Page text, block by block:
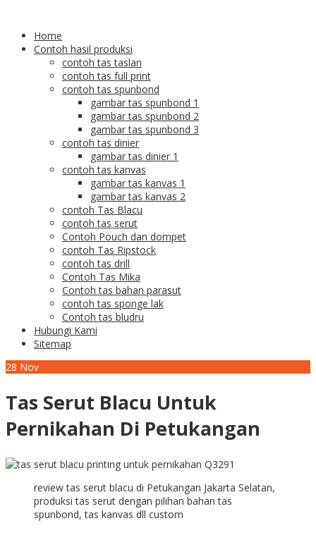
Home
Contoh hasil produksi
contoh tas taslan
contoh tas full print
contoh tas spunbond
gambar tas spunbond 1
gambar tas spunbond 2
gambar tas spunbond 3
contoh tas dinier
gambar tas dinier 1
contoh tas kanvas
gambar tas kanvas 1
gambar tas kanvas 2
contoh Tas Blacu
contoh tas serut
Contoh Pouch dan dompet
contoh Tas Ripstock
contoh tas drill
Contoh Tas Mika
Contoh tas bahan parasut
contoh tas sponge lak
Contoh tas bludru
Hubungi Kami
Sitemap
28 Nov
Tas Serut Blacu Untuk
Pernikahan Di Petukangan
review tas serut blacu di Petukangan Jakarta Selatan,
produksi tas serut dengan pilihan bahan tas
spunbond, tas kanvas dll custom